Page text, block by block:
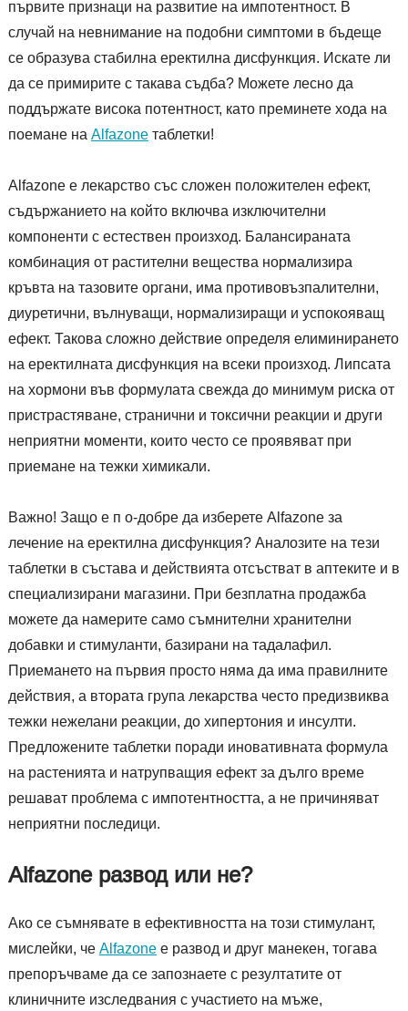
първите признаци на развитие на импотентност. В
случай на невнимание на подобни симптоми в бъдеще
се образува стабилна еректилна дисфункция. Искате ли
да се примирите с такава съдба? Можете лесно да
поддържате висока потентност, като преминете хода на
поемане на Alfazoneтаблетки!
Alfazone е лекарство със сложен положителен ефект,
съдържанието на който включва изключителни
компоненти с естествен произход. Балансираната
комбинация от растителни вещества нормализира
кръвта на тазовите органи, има противовъзпалителни,
диуретични, вълнуващи, нормализиращи и успокояващ
ефект. Такова сложно действие определя елиминирането
на еректилната дисфункция на всеки произход. Липсата
на хормони във формулата свежда до минимум риска от
пристрастяване, странични и токсични реакции и други
неприятни моменти, които често се проявяват при
приемане на тежки химикали.
Важно! Защо е п о-добре да изберете Alfazone за
лечение на еректилна дисфункция? Аналозите на тези
таблетки в състава и действията отсъстват в аптеките и в
специализирани магазини. При безплатна продажба
можете да намерите само съмнителни хранителни
добавки и стимуланти, базирани на тадалафил.
Приемането на първия просто няма да има правилните
действия, а втората група лекарства често предизвиква
тежки нежелани реакции, до хипертония и инсулти.
Предложените таблетки поради иновативната формула
на растенията и натрупващия ефект за дълго време
решават проблема с импотентността, а не причиняват
неприятни последици.
Alfazone развод или не?
Ако се съмнявате в ефективността на този стимулант,
мислейки, че Alfazoneе развод и друг манекен, тогава
препоръчваме да се запознаете с резултатите от
клиничните изследвания с участието на мъже,